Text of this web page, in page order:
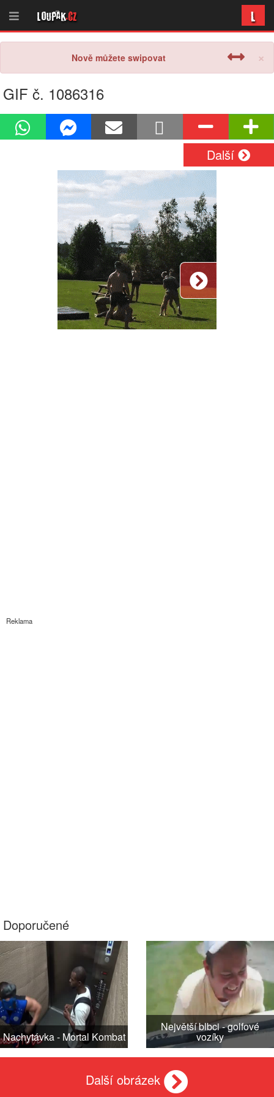
Loupak.cz L
×
Nově můžete swipovat
GIF č. 1086316
Další
Reklama
Doporučené
Nachytávka - Mortal Kombat
Největší blbci - golfové
vozíky
Další obrázek